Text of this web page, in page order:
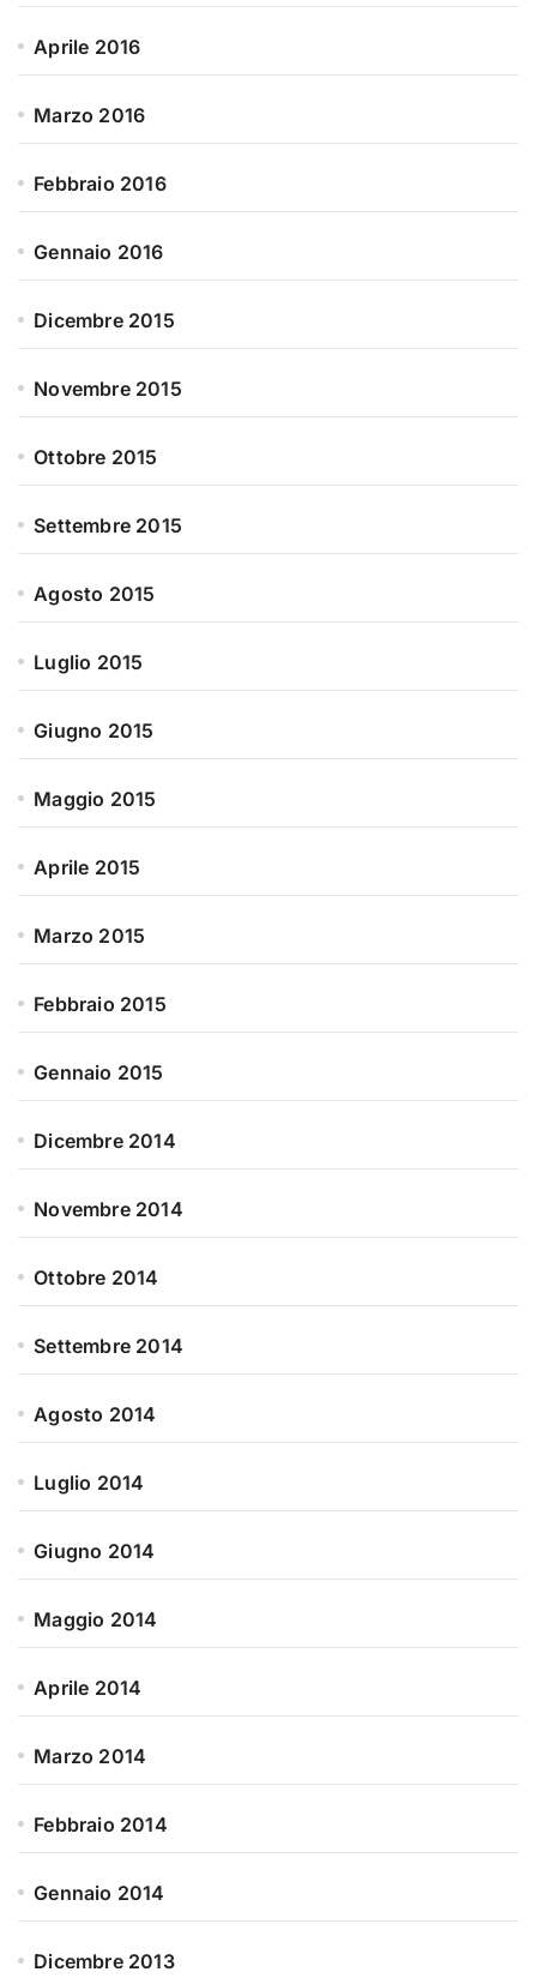
Aprile 2016
Marzo 2016
Febbraio 2016
Gennaio 2016
Dicembre 2015
Novembre 2015
Ottobre 2015
Settembre 2015
Agosto 2015
Luglio 2015
Giugno 2015
Maggio 2015
Aprile 2015
Marzo 2015
Febbraio 2015
Gennaio 2015
Dicembre 2014
Novembre 2014
Ottobre 2014
Settembre 2014
Agosto 2014
Luglio 2014
Giugno 2014
Maggio 2014
Aprile 2014
Marzo 2014
Febbraio 2014
Gennaio 2014
Dicembre 2013